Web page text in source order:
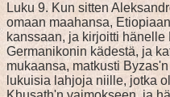
Luku 9. Kun sitten
omaan maahansa,
kanssaan, ja kirjoitti
Germanikonin kädestä, ja
mukaansa, matkusti
lukuisia lahjoja niille, jotka